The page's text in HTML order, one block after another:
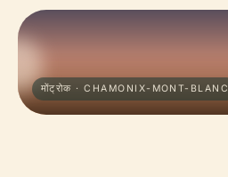
मोंट्रोक · CHAMONIX-MONT-BLANC